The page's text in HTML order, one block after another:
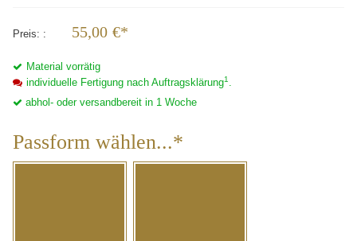
Preis: 55,00 €*
Material vorrätig
individuelle Fertigung nach Auftragsklärung1.
abhol- oder versandbereit in 1 Woche
Passform wählen...*